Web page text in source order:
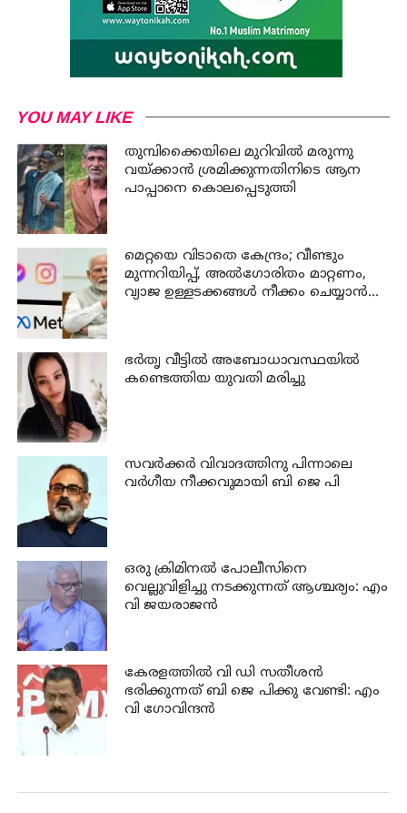
YOU MAY LIKE
തുമ്പിക്കൈയിലെ മുറിവില്‍ മരുന്നു
വയ്ക്കാന്‍ ശ്രമിക്കുന്നതിനിടെ ആന
പാപ്പാനെ കൊലപ്പെടുത്തി
മെറ്റയെ വിടാതെ കേന്ദ്രം; വീണ്ടും
മുന്നറിയിപ്പ്, അൽഗോരിതം മാറ്റണം,
വ്യാജ ഉള്ളടക്കങ്ങൾ നീക്കം ചെയ്യാൻ
ഭര്‍തൃ വീട്ടില്‍ അബോധാവസ്ഥയില്‍
കണ്ടെത്തിയ യുവതി മരിച്ചു
സവര്‍ക്കര്‍ വിവാദത്തിനു പിന്നാലെ
വര്‍ഗീയ നീക്കവുമായി ബി ജെ പി
ഒരു ക്രിമിനല്‍ പോലീസിനെ
വെല്ലുവിളിച്ചു നടക്കുന്നത് ആശ്ചര്യം: എം
വി ജയരാജന്‍
കേരളത്തില്‍ വി ഡി സതീശന്‍
ഭരിക്കുന്നത് ബി ജെ പിക്കു വേണ്ടി: എം
വി ഗോവിന്ദന്‍